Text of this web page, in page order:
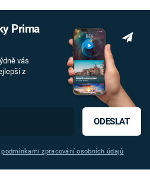
Prima
vás
z
ODESLAT
podmínkami zpracování osobních údajů